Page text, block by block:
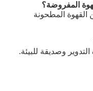
المفروضة؟
القهوة المطحونة
وصديقة للبيئة.